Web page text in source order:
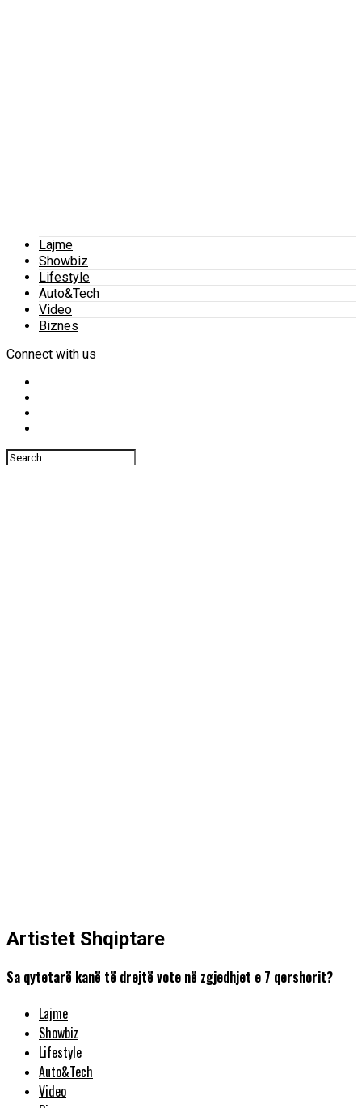
Lajme
Showbiz
Lifestyle
Auto&Tech
Video
Biznes
Connect with us
Artistet Shqiptare
Sa qytetarë kanë të drejtë vote në zgjedhjet e 7 qershorit?
Lajme
Showbiz
Lifestyle
Auto&Tech
Video